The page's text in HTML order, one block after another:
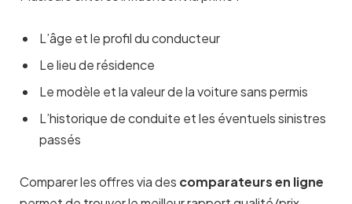
L’âge et le profil du conducteur
Le lieu de résidence
Le modèle et la valeur de la voiture sans permis
L’historique de conduite et les éventuels sinistres
passés
Comparer les offres via des comparateurs en ligne